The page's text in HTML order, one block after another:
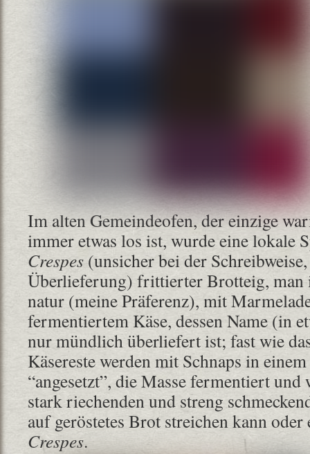
Im alten Gemeindeofen, der einzige
immer etwas los ist, wurde eine lokale
Crespes (unsicher bei der
Überlieferung) frittierter Brotteig, man
natur (meine Präferenz), mit
fermentiertem Käse, dessen Name (in
nur mündlich überliefert ist; fast wie
Käsereste werden mit Schnaps in
“angesetzt”, die Masse fermentiert
stark riechenden und streng
auf geröstetes Brot streichen kann oder
Crespes.